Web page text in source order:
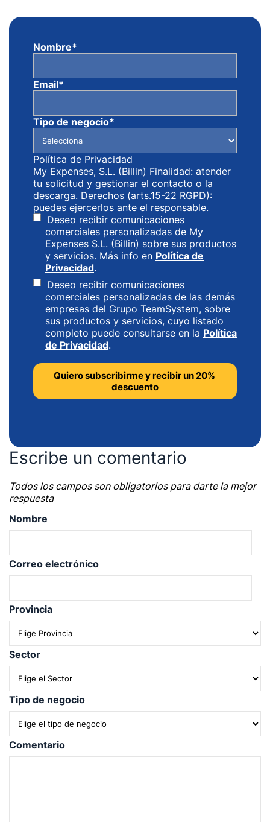
Nombre*
Email*
Tipo de negocio*
Política de Privacidad
My Expenses, S.L. (Billin) Finalidad: atender
tu solicitud y gestionar el contacto o la
descarga. Derechos (arts.15-22 RGPD):
puedes ejercerlos ante el responsable.
Deseo recibir comunicaciones
comerciales personalizadas de My
Expenses S.L. (Billin) sobre sus productos
y servicios. Más info en Política de
Privacidad.
Deseo recibir comunicaciones
comerciales personalizadas de las demás
empresas del Grupo TeamSystem, sobre
sus productos y servicios, cuyo listado
completo puede consultarse en la Política
de Privacidad.
Escribe un comentario
Todos los campos son obligatorios para darte la mejor
respuesta
Nombre
Correo electrónico
Provincia
Sector
Tipo de negocio
Comentario